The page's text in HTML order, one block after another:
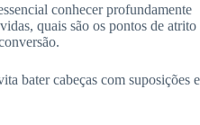
conhecer profundamente
quais são os pontos de atrito
bater cabeças com suposições e